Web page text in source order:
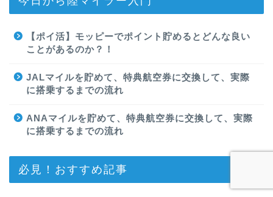
【ポイ活】モッピーでポイント貯めるとどんな良い
ことがあるのか？！
JALマイルを貯めて、特典航空券に交換して、実際
に搭乗するまでの流れ
ANAマイルを貯めて、特典航空券に交換して、実際
に搭乗するまでの流れ
必見！おすすめ記事